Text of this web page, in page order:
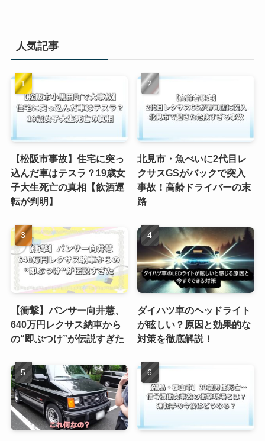
人気記事
【松阪市事故】住宅に突っ
込んだ車はテスラ？19歳女
子大生死亡の真相【飲酒運
転が判明】
北見市・魚べいに2代目レ
クサスGSがバックで突入
事故！高齢ドライバーの末
路
【衝撃】パンサー向井慧、
640万円レクサス納車から
の“即ぶつけ”が伝説すぎた
ダイハツ車のヘッドライト
が眩しい？原因と効果的な
対策を徹底解説！